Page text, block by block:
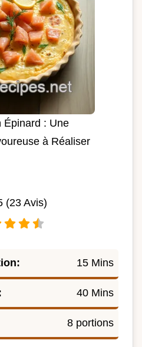
Épinard : Une
à Réaliser
(23Avis)
15 Mins
40 Mins
8 portions